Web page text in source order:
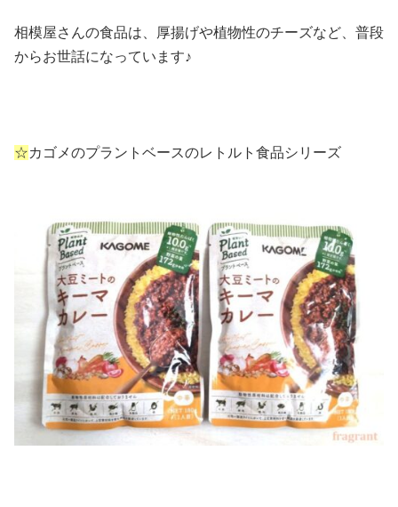
相模屋さんの食品は、厚揚げや植物性のチーズなど、普段
からお世話になっています♪
☆カゴメのプラントベースのレトルト食品シリーズ